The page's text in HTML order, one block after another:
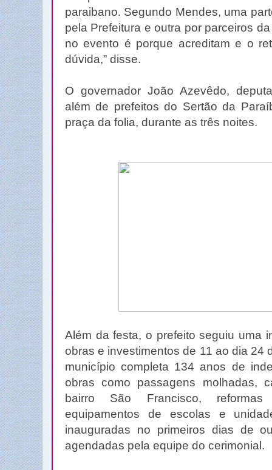
paraibano. Segundo Mendes, uma
pela Prefeitura e outra por parceiros
no evento é porque acreditam e o
dúvida,” disse.
O governador João Azevêdo,
além de prefeitos do Sertão da
praça da folia, durante as três noites.
Além da festa, o prefeito seguiu uma
obras e investimentos de 11 ao dia 24
município completa 134 anos de
obras como passagens molhadas,
bairro São Francisco,
equipamentos de escolas e
inauguradas no primeiros dias de
agendadas pela equipe do cerimonial.